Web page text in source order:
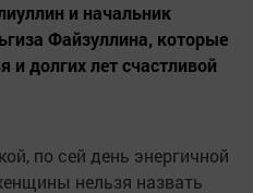
и начальник
Файзуллина, которые
и долгих лет счастливой
по сей день энергичной
нельзя назвать